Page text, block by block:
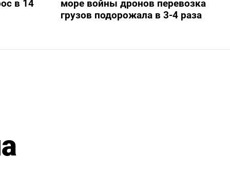
в 14
море войны дронов перевозка
грузов подорожала в 3-4 раза